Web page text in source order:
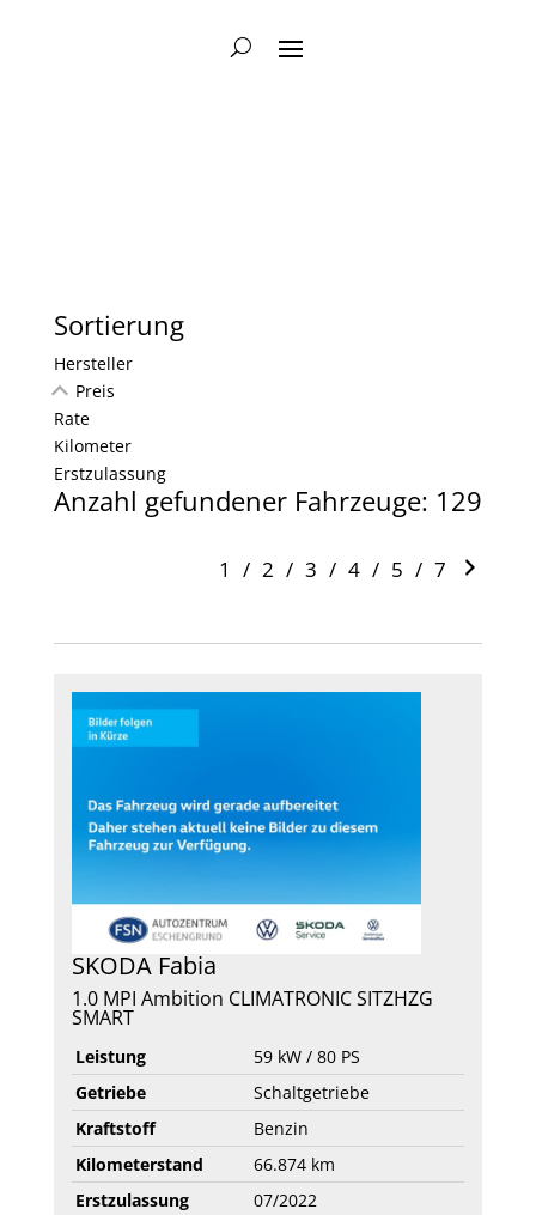
Sortierung
Hersteller
Preis
Rate
Kilometer
Erstzulassung
Anzahl gefundener Fahrzeuge: 129
1 / 2 / 3 / 4 / 5 / 7
SKODA Fabia
1.0 MPI Ambition CLIMATRONIC SITZHZG
SMART
Leistung
59 kW / 80 PS
Getriebe
Schaltgetriebe
Kraftstoff
Benzin
Kilometerstand
66.874 km
Erstzulassung
07/2022